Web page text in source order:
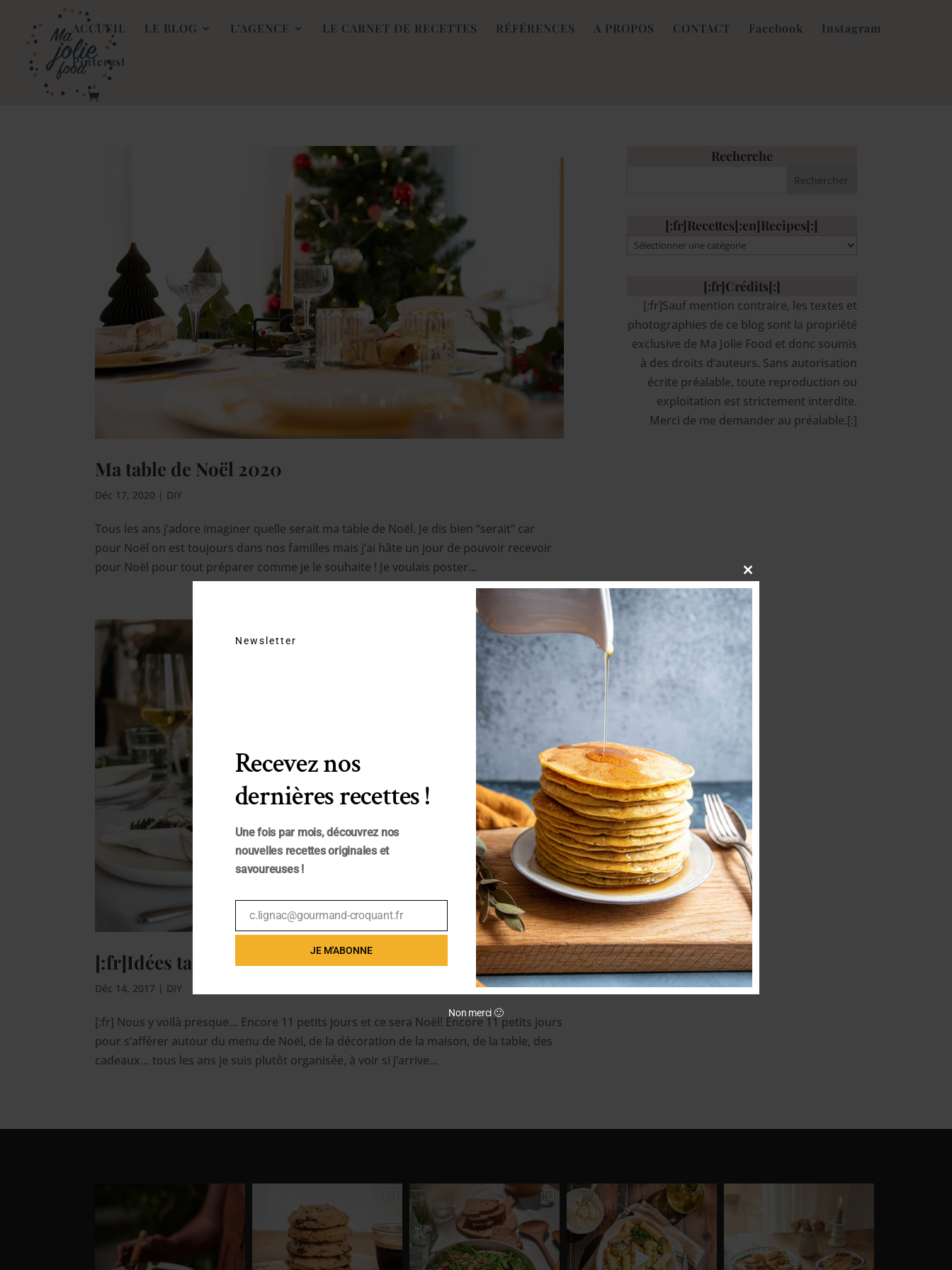
ACCUEIL LE BLOG L’AGENCE LE CARNET DE RECETTES RÉFÉRENCES A PROPOS CONTACT Facebook Instagram
Pinterest
Ma table de Noël 2020
Déc 17, 2020 | DIY
Tous les ans j’adore imaginer quelle serait ma table de Noël. Je dis bien “serait” car
pour Noël on est toujours dans nos familles mais j’ai hâte un jour de pouvoir recevoir
pour Noël pour tout préparer comme je le souhaite ! Je voulais poster...
[:fr]Idées table de Noël {2017}[:]
Déc 14, 2017 | DIY
[:fr] Nous y voilà presque… Encore 11 petits jours et ce sera Noël! Encore 11 petits jours
pour s’afférer autour du menu de Noël, de la décoration de la maison, de la table, des
cadeaux… tous les ans je suis plutôt organisée, à voir si j’arrive...
Recherche
[:fr]Recettes[:en]Recipes[:]
[:fr]Recettes[:en]Recipes[:]
[:fr]Crédits[:]
[:fr]Sauf mention contraire, les textes et
photographies de ce blog sont la propriété
exclusive de Ma Jolie Food et donc soumis
à des droits d’auteurs. Sans autorisation
écrite préalable, toute reproduction ou
exploitation est strictement interdite.
Merci de me demander au préalable.[:]
Close
this
module
Newsletter
Recevez nos
dernières recettes !
Une fois par mois, découvrez nos
nouvelles recettes originales et
savoureuses !
Email
c.lignac@gourmand-croquant.fr
JE M'ABONNE
Non merci 🙂